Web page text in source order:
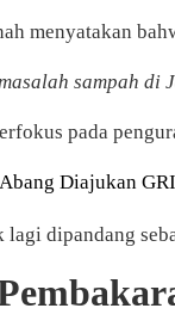
menyatakan
sampah di
pada
Diajukan
dipandang